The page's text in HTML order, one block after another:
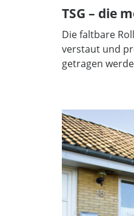
TSG – die
Die faltbare
verstaut und
getragen